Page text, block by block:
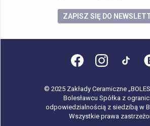
ZAPISZ SIĘ DO
© 2025 Zakłady Ceramiczne
Bolesławcu Spółka z
odpowiedzialnością z siedzibą w
Wszystkie prawa